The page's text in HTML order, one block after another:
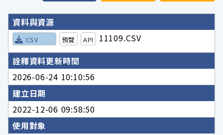
詮釋資料詳細內容
資料與資源
CSV 預覽 API
11109.CSV
詮釋資料更新時間
2026-06-24 10:10:56
建立日期
2022-12-06 09:58:50
使用對象